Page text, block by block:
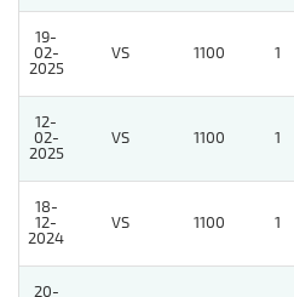
19-
02-
2025
VS 1100 1
12-
02-
2025
VS 1100 1
18-
12-
2024
VS 1100 1
20-